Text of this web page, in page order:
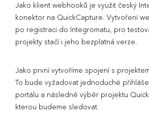
Jako klient webhooků je využit český
konektor na QuickCapture. Vytvoření
po registraci do Integromatu, pro
projekty stačí i jeho bezplatná verze.
Jako první vytvoříme spojení s
To bude vyžadovat jednoduché
portálu a následně výběr projektu
kterou budeme sledovat.